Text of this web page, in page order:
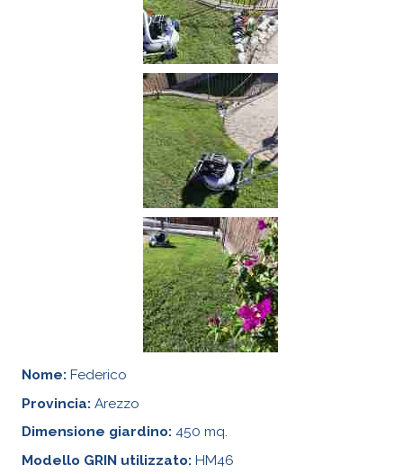
Nome: Federico
Provincia: Arezzo
Dimensione giardino: 450 mq.
Modello GRIN utilizzato: HM46